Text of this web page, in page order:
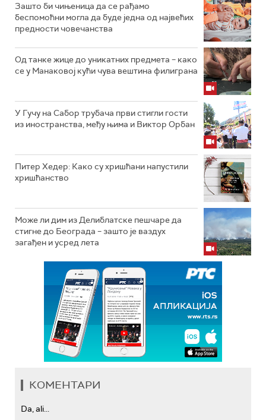
Зашто би чињеница да се рађамо
беспомоћни могла да буде једна од највећих
предности човечанства
Од танке жице до уникатних предмета – како
се у Манаковој кући чува вештина филиграна
У Гучу на Сабор трубача први стигли гости
из иностранства, међу њима и Виктор Орбан
Питер Хедер: Како су хришћани напустили
хришћанство
Може ли дим из Делиблатске пешчаре да
стигне до Београда – зашто је ваздух
загађен и усред лета
КОМЕНТАРИ
Da, ali...